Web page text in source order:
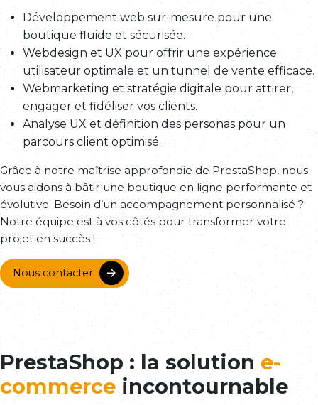
Développement web sur-mesure pour une
boutique fluide et sécurisée.
Webdesign et UX pour offrir une expérience
utilisateur optimale et un tunnel de vente efficace.
Webmarketing et stratégie digitale pour attirer,
engager et fidéliser vos clients.
Analyse UX et définition des personas pour un
parcours client optimisé.
Grâce à notre maîtrise approfondie de PrestaShop, nous
vous aidons à bâtir une boutique en ligne performante et
évolutive. Besoin d’un accompagnement personnalisé ?
Notre équipe est à vos côtés pour transformer votre
projet en succès !
Nous contacter
PrestaShop : la solution e-
commerceincontournable